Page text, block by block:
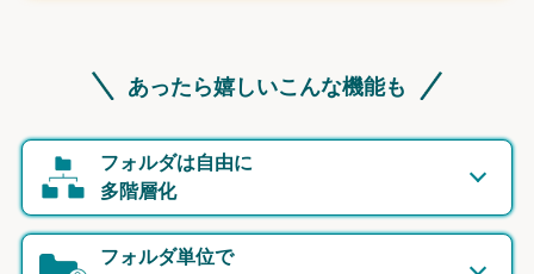
あったら嬉しいこんな機能も
フォルダは自由に
多階層化
フォルダ単位で